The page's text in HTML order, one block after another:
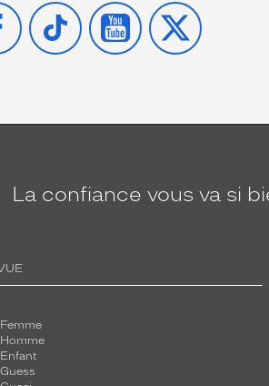
TIKTOK YOUTUBE
X
La confiance vous va si